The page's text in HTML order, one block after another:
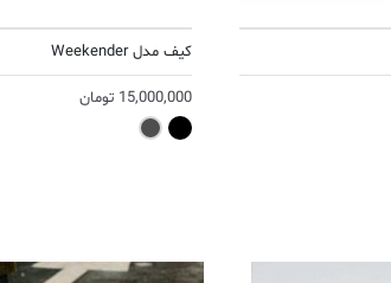
کیف مدل Weekender
15,000,000 تومان
Black
Antractio